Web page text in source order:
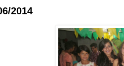
2014